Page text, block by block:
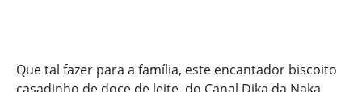
Que tal fazer para a família, este encantador biscoito